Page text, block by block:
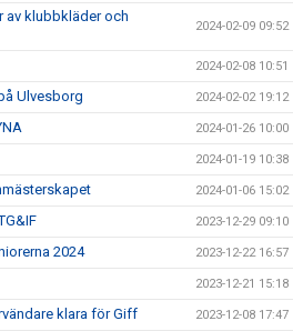
av klubbkläder och
2024-02-09 09:52
2024-02-08 10:51
Ulvesborg 2024-02-02 19:12
2024-01-26 10:00
2024-01-19 10:38
2024-01-06 15:02
2023-12-29 09:10
2024 2023-12-22 16:57
2023-12-21 15:18
klara för Giff 2023-12-08 17:47